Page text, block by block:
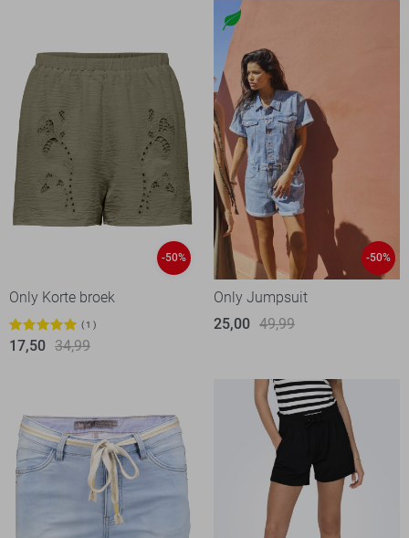
-50%
Only Korte broek
1
17,50 34,99
-50%
Only Jumpsuit
25,00 49,99